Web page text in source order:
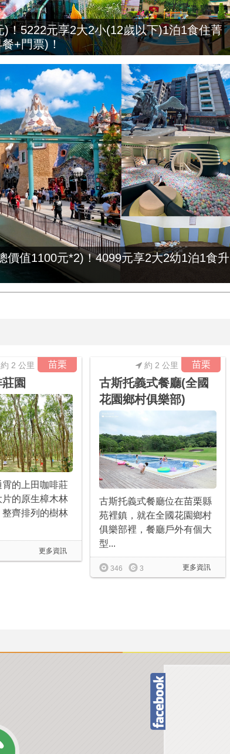
5222元享2大2小(12歲以下)1泊1食住菁
+門票)！
值1100元*2)！4099元享2大2幼1泊1食升
苗栗
約 2 公里
園
的上田咖啡莊
片的原生樟木林
齊排列的樹林
更多資訊
苗栗
約 2 公里
古斯托義式餐廳(全國
花園鄉村俱樂部)
古斯托義式餐廳位在苗栗縣
苑裡鎮，就在全國花園鄉村
俱樂部裡，餐廳戶外有個大
型...
更多資訊
346 3